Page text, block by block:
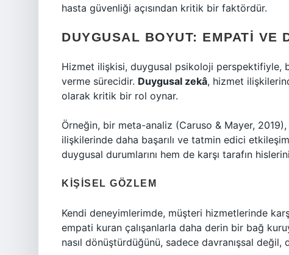
hasta güvenliği açısından kritik bir faktördür.
DUYGUSAL BOYUT: EMPATI VE
Hizmet ilişkisi, duygusal psikoloji perspektifiyle,
verme sürecidir. Duygusal zekâ, hizmet
olarak kritik bir rol oynar.
Örneğin, bir meta-analiz (Caruso & Mayer,
ilişkilerinde daha başarılı ve tatmin edici
duygusal durumlarını hem de karşı tarafın
KIŞISEL GÖZLEM
Kendi deneyimlerimde, müşteri hizmetlerinde
empati kuran çalışanlarla daha derin bir bağ
nasıl dönüştürdüğünü, sadece davranışsal